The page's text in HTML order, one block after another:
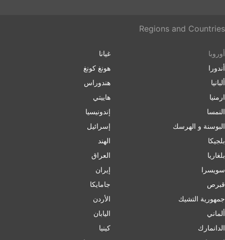
Regions and Countries
أوروبا
أندورا
ألبانيا
ارمنیا
النمسا
البوسنة و الهرسك
بلجيكا
بلغاریا
سويسرا
قبرص
جمهورية التشيك
ألماني
الدانمارك
غيانا
هونغ كونغ
هندوراس
هاييتي
إندونيسيا
إسرائیل
الهند
العراق
إيران
جامايكا
الأردن
اليابان
كينيا